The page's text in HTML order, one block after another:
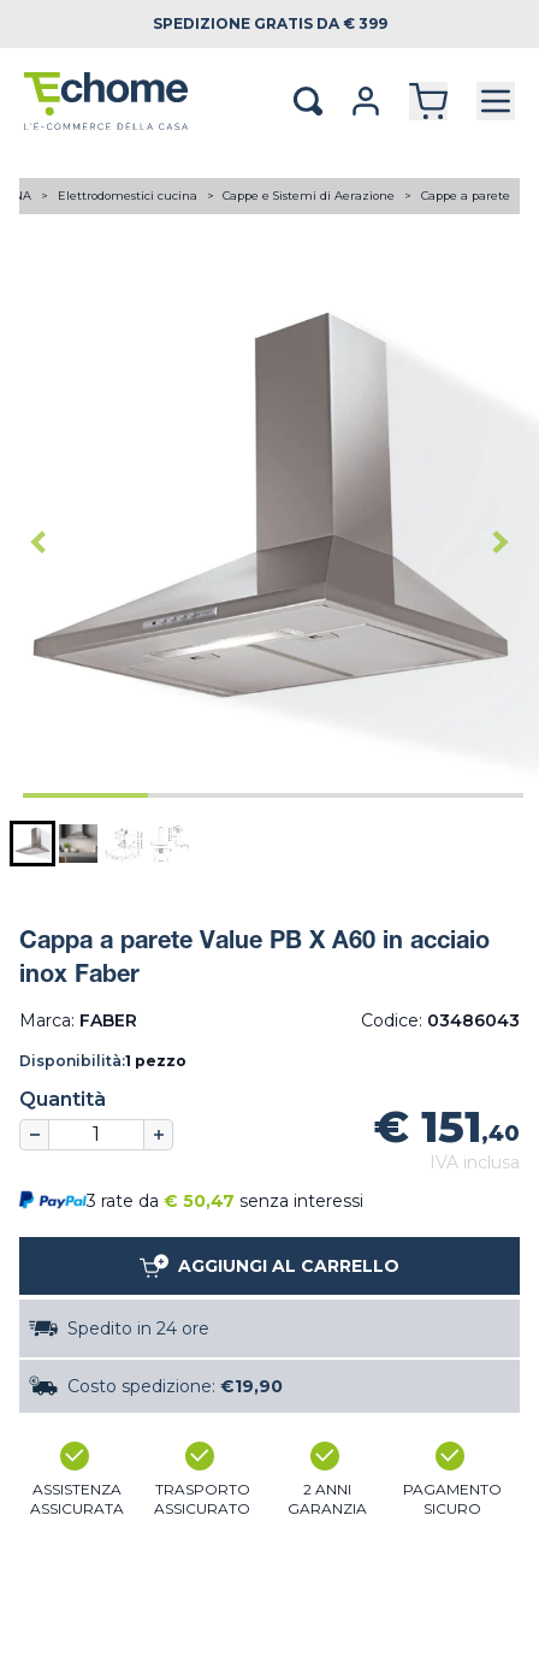
SPEDIZIONE GRATIS DA € 399
Elettrodomestici cucina Cappe e Sistemi di Aerazione Cappe a parete
Cappa a parete Value PB X A60 in acciaio
inox Faber
Marca: FABER Codice: 03486043
Disponibilità:1 pezzo
Quantità
€ 151,40
IVA inclusa
3 rate da € 50,47 senza interessi
AGGIUNGI AL CARRELLO
Spedito in 24 ore
Costo spedizione: €19,90
ASSISTENZA
ASSICURATA
TRASPORTO
ASSICURATO
2 ANNI
GARANZIA
PAGAMENTO
SICURO